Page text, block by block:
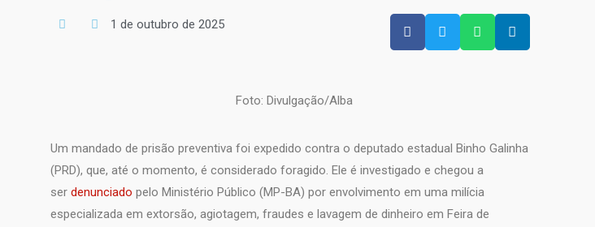
1 de outubro de 2025
Foto: Divulgação/Alba
Um mandado de prisão preventiva foi expedido contra o deputado estadual Binho Galinha
(PRD), que, até o momento, é considerado foragido. Ele é investigado e chegou a
ser denunciado pelo Ministério Público (MP-BA) por envolvimento em uma milícia
especializada em extorsão, agiotagem, fraudes e lavagem de dinheiro em Feira de